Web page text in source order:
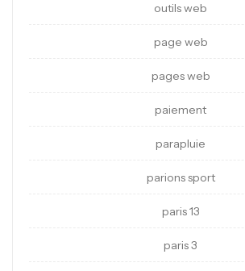
outils web
page web
pages web
paiement
parapluie
parions sport
paris 13
paris 3